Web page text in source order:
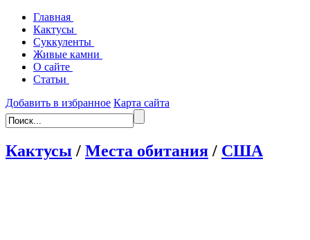
Главная
Кактусы
Суккуленты
Живые камни
О сайте
Статьи
Добавить в избранное Карта сайта
Кактусы / Места обитания / США